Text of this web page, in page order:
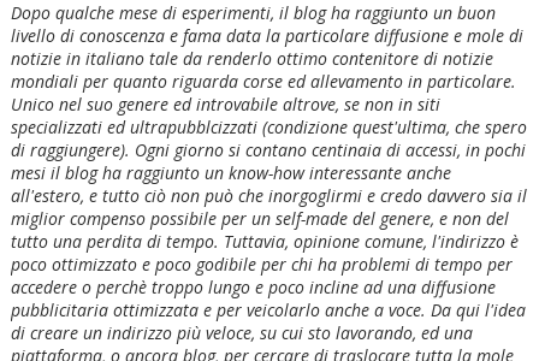
Dopo qualche mese di esperimenti, il blog ha raggiunto un buon
livello di conoscenza e fama data la particolare diffusione e mole di
notizie in italiano tale da renderlo ottimo contenitore di notizie
mondiali per quanto riguarda corse ed allevamento in particolare.
Unico nel suo genere ed introvabile altrove, se non in siti
specializzati ed ultrapubblcizzati (condizione quest'ultima, che spero
di raggiungere). Ogni giorno si contano centinaia di accessi, in pochi
mesi il blog ha raggiunto un know-how interessante anche
all'estero, e tutto ciò non può che inorgoglirmi e credo davvero sia il
miglior compenso possibile per un self-made del genere, e non del
tutto una perdita di tempo. Tuttavia, opinione comune, l'indirizzo è
poco ottimizzato e poco godibile per chi ha problemi di tempo per
accedere o perchè troppo lungo e poco incline ad una diffusione
pubblicitaria ottimizzata e per veicolarlo anche a voce. Da qui l'idea
di creare un indirizzo più veloce, su cui sto lavorando, ed una
piattaforma, o ancora blog, per cercare di traslocare tutta la mole